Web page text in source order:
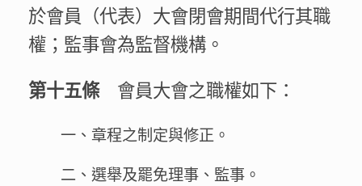
於會員（代表）大會閉會期間代行其職
權；監事會為監督機構。
第十五條會員大會之職權如下：
一、章程之制定與修正。
二、選舉及罷免理事、監事。